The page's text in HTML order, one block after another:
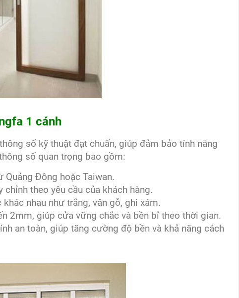
1 cánh
số kỹ thuật đạt chuẩn, giúp đảm bảo tính năng
số quan trọng bao gồm:
Quảng Đông hoặc Taiwan.
theo yêu cầu của khách hàng.
nhau như trắng, vân gỗ, ghi xám.
2mm, giúp cửa vững chắc và bền bỉ theo thời gian.
an toàn, giúp tăng cường độ bền và khả năng cách